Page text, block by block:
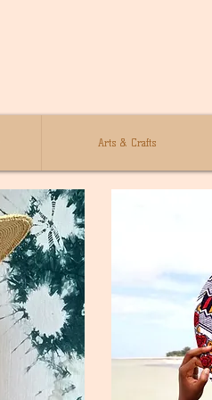
Arts & Crafts